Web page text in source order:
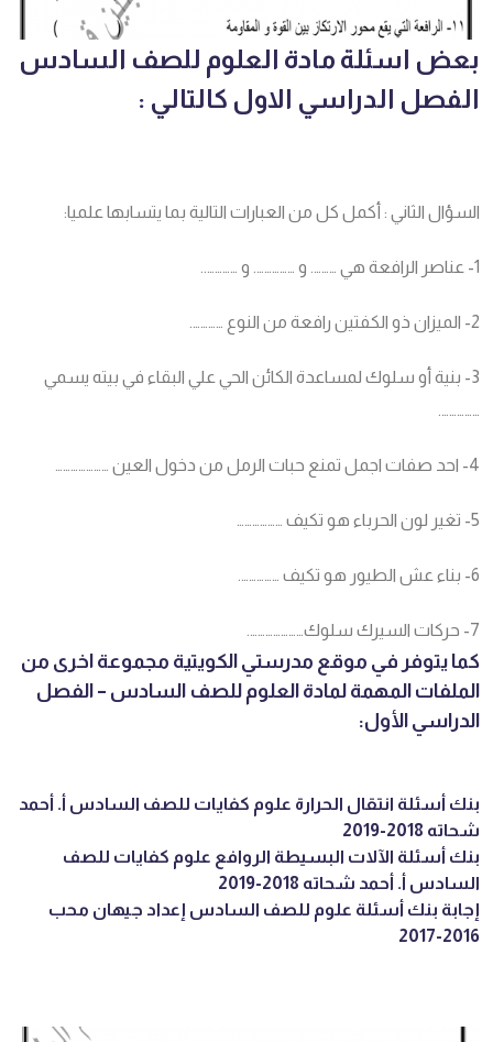
بعض اسئلة مادة العلوم للصف السادس
الفصل الدراسي الاول كالتالي :
السؤال الثاني : أكمل كل من العبارات التالية بما يتسابها علميا:
1- عناصر الرافعة هي ………. و ……………. و …………..
2- الميزان ذو الكفتين رافعة من النوع ………….
3- بنية أو سلوك لمساعدة الكائن الحي علي البقاء في بيته يسمي
4- احد صفات اجمل تمنع حبات الرمل من دخول العين …………………
5- تغير لون الحرباء هو تكيف ………………
6- بناء عش الطيور هو تكيف …………….
7- حركات السيرك سلوك………………….
كما يتوفر في موقع مدرستي الكويتية مجموعة اخرى من
الملفات المهمة لمادة العلوم للصف السادس – الفصل
الدراسي الأول:
بنك أسئلة انتقال الحرارة علوم كفايات للصف السادس أ. أحمد
شحاته 2018-2019
بنك أسئلة الآلات البسيطة الروافع علوم كفايات للصف
السادس أ. أحمد شحاته 2018-2019
إجابة بنك أسئلة علوم للصف السادس إعداد جيهان محب
2016-2017